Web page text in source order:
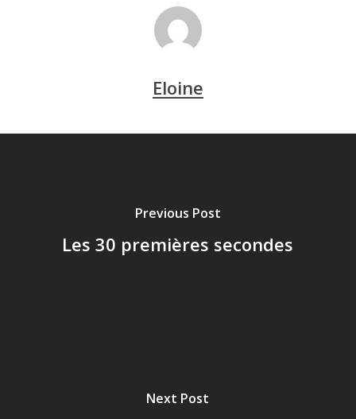
Eloine
Previous Post
Les 30 premières secondes
Next Post